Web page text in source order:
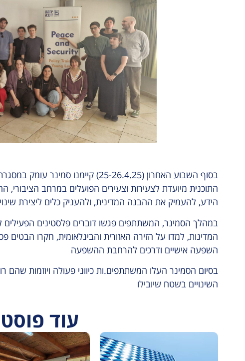
בסוף השבוע האחרון (25-26.4.25)
התוכנית מיועדת לצעירות וצעירים הפועלים במרחב
הידע, להעמיק את ההבנה המדינית, ולהעניק כלים ליצירת
במהלך הסמינר, המשתתפים פגשו דוברים פלסטינים הפעילים
המדינות, למדו על הזירה האזורית והבינלאומית, חקרו הבטים
השפעה אישיים ודרכים להרחבת ההשפעה
בסיום הסמינר העלו המשתתפים.ות כיווני פעולה ויוזמות שהם
השינויים בשטח שיובילו
עוד